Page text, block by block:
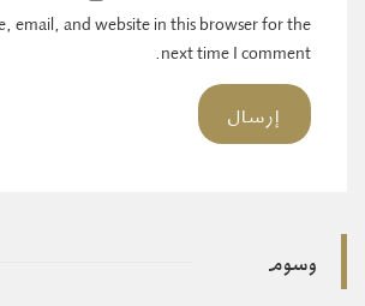
email, and website in this browser for the
next time I comment.
وسوم